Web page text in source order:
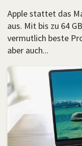
Apple stattet das
aus. Mit bis zu 64
vermutlich beste
aber auch...